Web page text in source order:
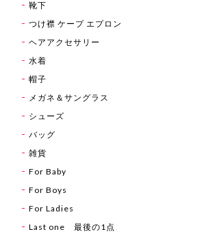
靴下
つけ襟 ケープ エプロン
ヘアアクセサリー
水着
帽子
メガネ＆サングラス
シューズ
バッグ
雑貨
For Baby
For Boys
For Ladies
Last one 最後の1点